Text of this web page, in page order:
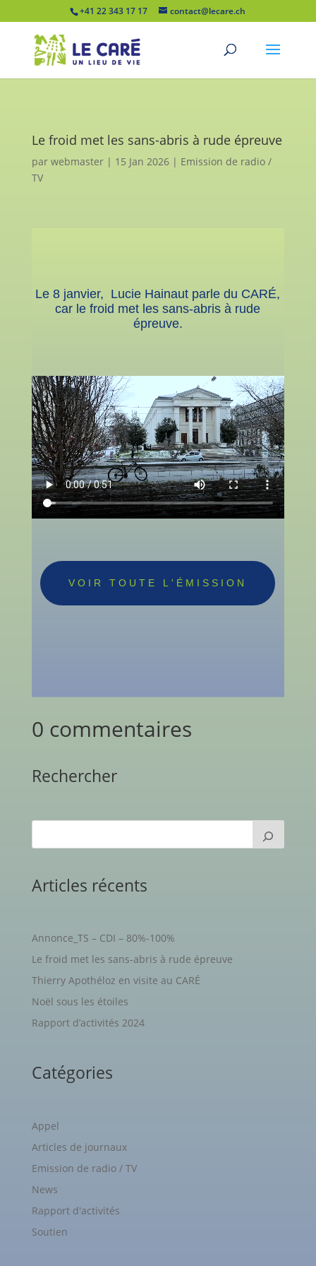
+41 22 343 17 17 contact@lecare.ch
Le froid met les sans-abris à rude épreuve
par webmaster| 15 Jan 2026| Emission de radio /
TV
Le 8 janvier, Lucie Hainaut parle du CARÉ,
car le froid met les sans-abris à rude
épreuve.
VOIR TOUTE L'ÉMISSION
0 commentaires
Rechercher
Articles récents
Annonce_TS – CDI – 80%-100%
Le froid met les sans-abris à rude épreuve
Thierry Apothéloz en visite au CARÉ
Noël sous les étoiles
Rapport d’activités 2024
Catégories
Appel
Articles de journaux
Emission de radio / TV
News
Rapport d'activités
Soutien